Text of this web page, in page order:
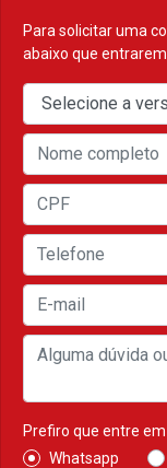
Para solicitar uma
abaixo que
Prefiro que entre
Whatsapp